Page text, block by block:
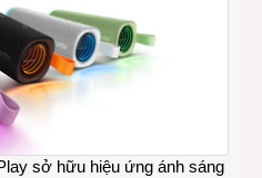
sở hữu hiệu ứng ánh sáng